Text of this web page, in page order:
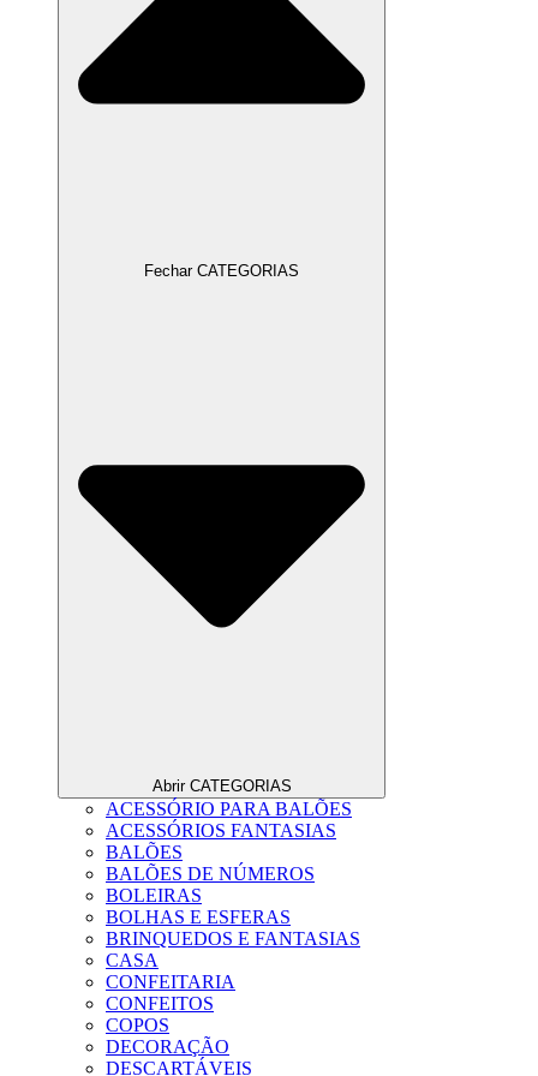
Fechar CATEGORIAS
Abrir CATEGORIAS
ACESSÓRIO PARA BALÕES
ACESSÓRIOS FANTASIAS
BALÕES
BALÕES DE NÚMEROS
BOLEIRAS
BOLHAS E ESFERAS
BRINQUEDOS E FANTASIAS
CASA
CONFEITARIA
CONFEITOS
COPOS
DECORAÇÃO
DESCARTÁVEIS